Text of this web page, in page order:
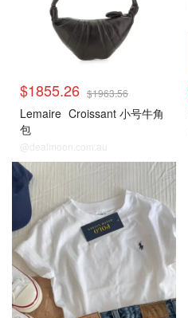
$1855.26 $1963.56
Lemaire Croissant 小号牛角
包
@dealmoon.com.au
Cettire